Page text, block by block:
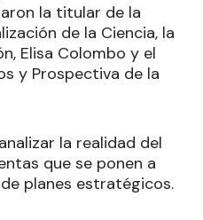
la titular de la
de la Ciencia, la
Elisa Colombo y el
y Prospectiva de la
la realidad del
que se ponen a
planes estratégicos.